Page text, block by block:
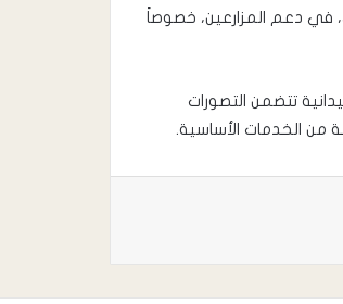
في دعم المزارعين، خصوصاً
تتضمن التصورات
من الخدمات الأساسية.